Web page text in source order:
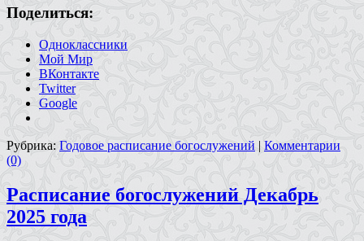
Поделиться:
Одноклассники
Мой Мир
ВКонтакте
Twitter
Google
Рубрика: Годовое расписание богослужений | Комментарии
(0)
Расписание богослужений Декабрь
2025 года